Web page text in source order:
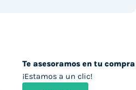
Te asesoramos en tu compra
¡Estamos a un clic!